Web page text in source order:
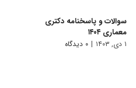
سوالات و پاسخنامه دکتری
معماری ۱۴۰۴
۱ دی, ۱۴۰۳ | ۰ دیدگاه